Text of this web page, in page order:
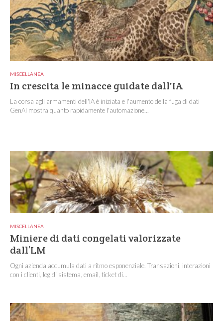
MISCELLANEA
In crescita le minacce guidate dall'IA
La corsa agli armamenti dell'IA è iniziata e l'aumento della fuga di dati
GenAI mostra quanto rapidamente l'automazione...
MISCELLANEA
Miniere di dati congelati valorizzate
dall’LM
Ogni azienda accumula dati a ritmo esponenziale. Transazioni, interazioni
con i clienti, log di sistema, email, ticket di...